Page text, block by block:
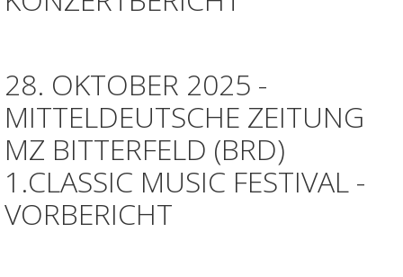
28. OKTOBER 2025 -
MITTELDEUTSCHE ZEITUNG
MZ BITTERFELD (BRD)
1.CLASSIC MUSIC FESTIVAL -
VORBERICHT